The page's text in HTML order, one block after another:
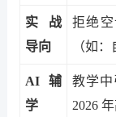
实战
导向
拒绝
（如
AI 辅
学
教学中
2026